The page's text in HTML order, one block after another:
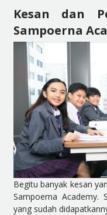
Kesan dan
Sampoerna
Begitu banyak kesan
Sampoerna Academy.
yang sudah